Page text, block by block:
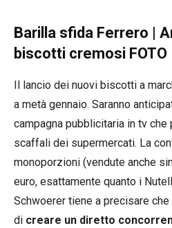
Barilla sfida Ferrero |
biscotti cremosi FOTO
Il lancio dei nuovi biscotti a
a metà gennaio. Saranno
campagna pubblicitaria in tv che
scaffali dei supermercati. La
monoporzioni (vendute anche
euro, esattamente quanto i
Schwoerer tiene a precisare che
di creare un diretto